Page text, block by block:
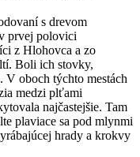
s drevom
prvej polovici
z Hlohovca a zo
Boli ich stovky,
V oboch týchto mestách
medzi plťami
najčastejšie. Tam
plaviace sa pod mlynmi
hrady a krokvy